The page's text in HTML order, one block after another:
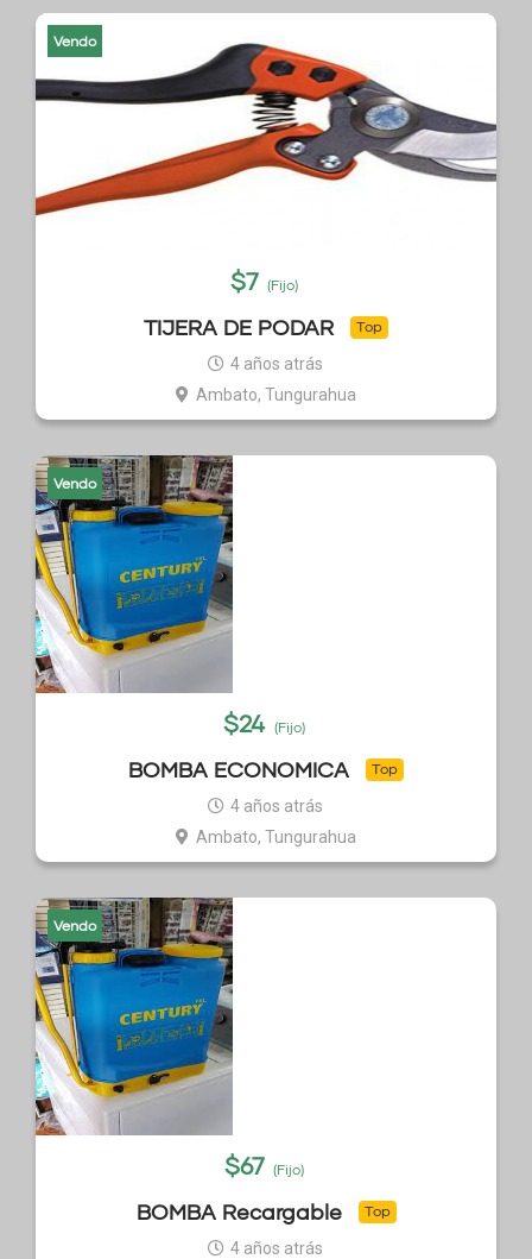
Vendo
$7 (Fijo)
TIJERA DE PODAR Top
4 años atrás
Ambato, Tungurahua
Vendo
$24 (Fijo)
BOMBA ECONOMICA Top
4 años atrás
Ambato, Tungurahua
Vendo
$67 (Fijo)
BOMBA Recargable Top
4 años atrás